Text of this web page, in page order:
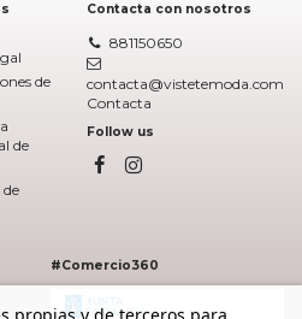
de
de
Contacta con nosotros
881150650
contacta@vistetemoda.com
Contacta
Follow us
#Comercio360